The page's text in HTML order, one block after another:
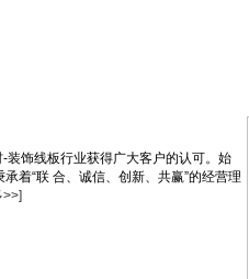
装饰线板行业获得广大客户的认可。始
着“联 合、诚信、创新、共赢”的经营理
>>]